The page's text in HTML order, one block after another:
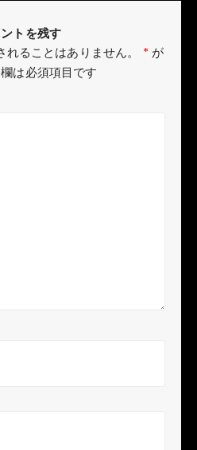
トを残す
ることはありません。
*が
は必須項目です